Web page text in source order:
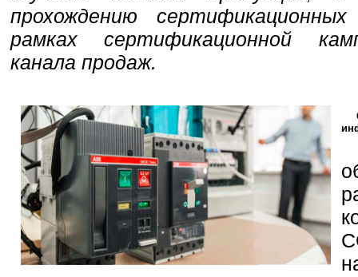
прохождению
рамках сертификационной
канала продаж.